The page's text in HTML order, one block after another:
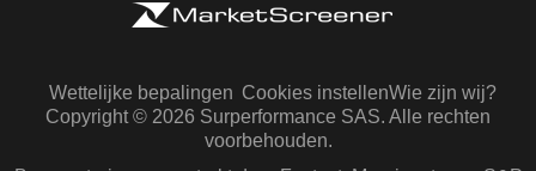
Wettelijke bepalingen Cookies instellenWie zijn wij?
Copyright © 2026 Surperformance SAS. Alle rechten
voorbehouden.